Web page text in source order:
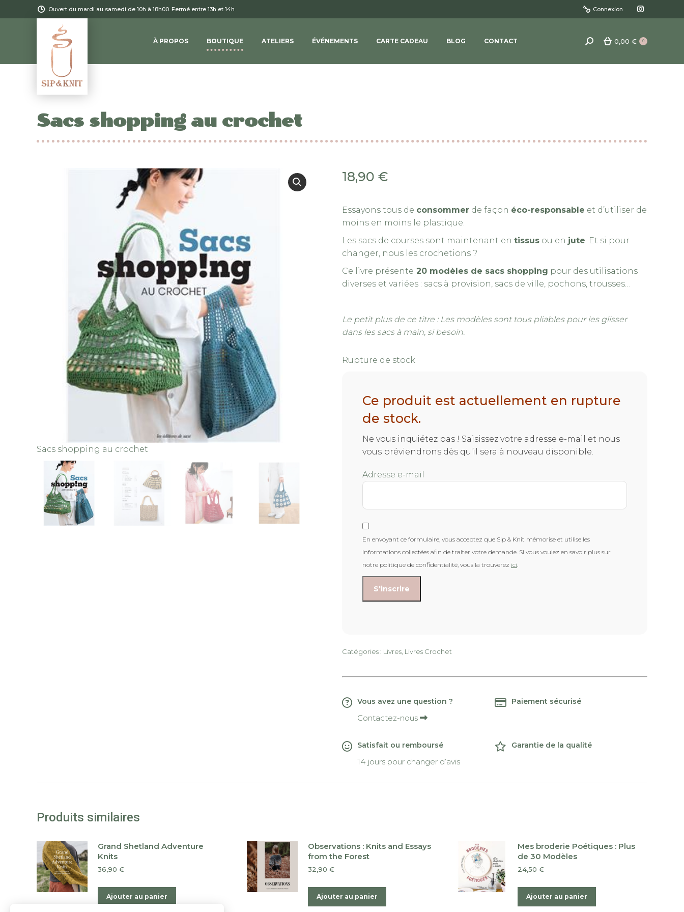
Ouvert du mardi au samedi de 10h à 18h00. Fermé entre 13h et 14h Connexion
La
Instagram
À PROPOS BOUTIQUE ATELIERS ÉVÉNEMENTS CARTE CADEAU BLOG CONTACT
Recherche
0,00 € 0
Sacs shopping au crochet
Sacs shopping au crochet Sacs shopping au crochet – Image 2 Sacs shopping au
18,90 €
Essayons tous de consommer de façon éco-responsable et d’utiliser de
moins en moins le plastique.
Les sacs de courses sont maintenant en tissus ou en jute. Et si pour
changer, nous les crochetions ?
Ce livre présente 20 modèles de sacs shopping pour des utilisations
diverses et variées : sacs à provision, sacs de ville, pochons, trousses…
Le petit plus de ce titre : Les modèles sont tous pliables pour les glisser
dans les sacs à main, si besoin.
Rupture de stock
Ce produit est actuellement en rupture
de stock.
Ne vous inquiétez pas ! Saisissez votre adresse e-mail et nous
vous préviendrons dès qu'il sera à nouveau disponible.
Adresse e-mail
En envoyant ce formulaire, vous acceptez que Sip & Knit mémorise et utilise les
informations collectées afin de traiter votre demande. Si vous voulez en savoir plus sur
notre politique de confidentialité, vous la trouverez ici.
Catégories : Livres Livres Crochet
Vous avez une question ?
Contactez-nous
Paiement sécurisé
Satisfait ou remboursé
14 jours pour changer d’avis
Garantie de la qualité
Produits similaires
Grand Shetland Adventure
Knits
36,90 €
Ajouter au panier
Observations : Knits and Essays
from the Forest
32,90 €
Ajouter au panier
Mes broderie Poétiques : Plus
de 30 Modèles
24,50 €
Ajouter au panier